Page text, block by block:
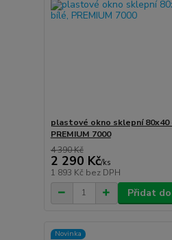
plastové okno sklepní 80x40
PREMIUM 7000
4 390 Kč
2 290 Kč/ks
1 893 Kč bez DPH
Přidat
Novinka